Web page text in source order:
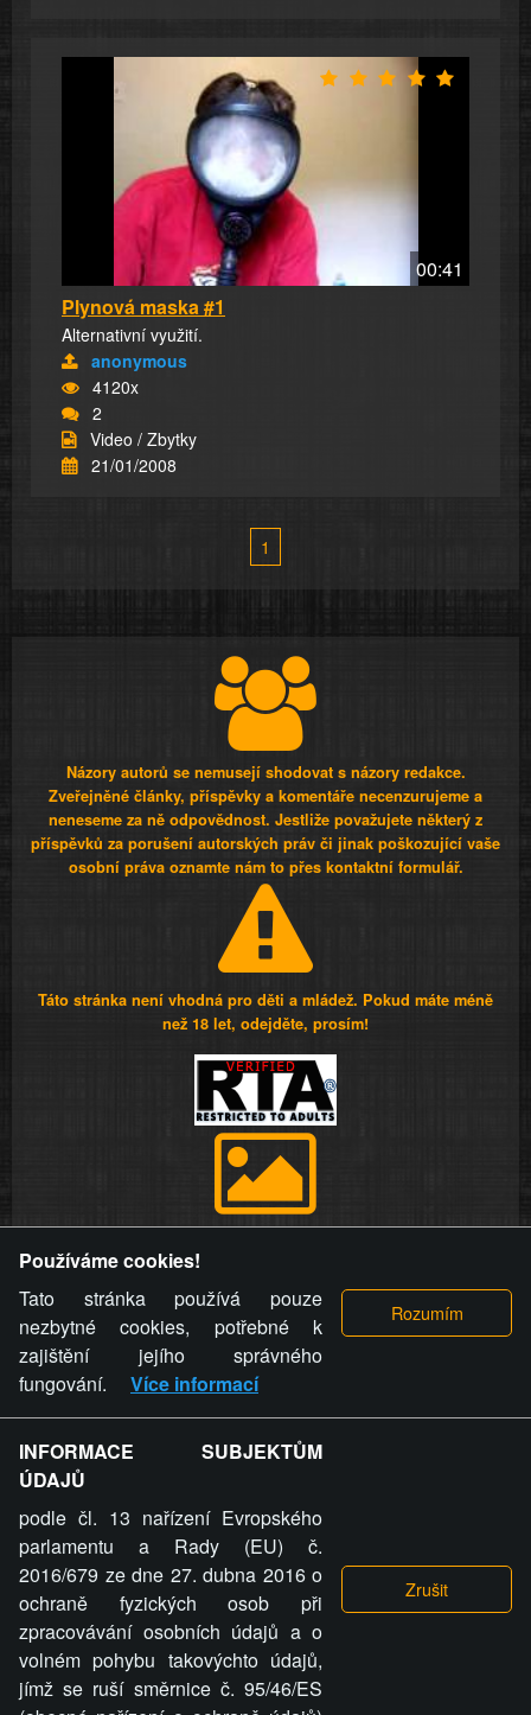
00:41
Plynová maska #1
Alternativní využití.
anonymous
4120x
2
Video / Zbytky
21/01/2008
1
Názory autorů se nemusejí shodovat s názory redakce.
Zveřejněné články, příspěvky a komentáře necenzurujeme a
neneseme za ně odpovědnost. Jestliže považujete některý z
příspěvků za porušení autorských práv či jinak poškozující vaše
osobní práva oznamte nám to přes kontaktní formulář.
Táto stránka není vhodná pro děti a mládež. Pokud máte méně
než 18 let, odejděte, prosím!
videa a komentáře. Osoba, které se toto opatření provozovatele
stránky týče, ani osoba, která umístila fotografii nebo video na
stránku, nemůže z důvodu odstranění fotografie, videa nebo
komentáře pro výše uvedenou okolnost uplatnit vůči
provozovateli stránky žádný nárok na náhradu škody nebo
nemajetkové újmy.
ZVRÁCENÝ.CZ - Svět není zvrácenej. To jen
ty lidi...
ZVRÁCENÝ.CZ
PRAVIDLA A PODMÍNKY GDPR
Používáme cookies!
Tato stránka používá pouze
nezbytné cookies, potřebné k
zajištění jejího správného
fungování.
Více informací
INFORMACE SUBJEKTŮM
ÚDAJŮ
podle čl. 13 nařízení Evropského
parlamentu a Rady (EU) č.
2016/679 ze dne 27. dubna 2016 o
ochraně fyzických osob při
zpracovávání osobních údajů a o
volném pohybu takovýchto údajů,
jímž se ruší směrnice č. 95/46/ES